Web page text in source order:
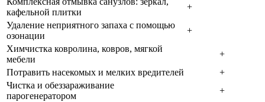
кафельной плитки
+
Удаление неприятного запаха с помощью
озонации
+
Химчистка ковролина, ковров, мягкой
мебели
+
Потравить насекомых и мелких вредителей
+
Чистка и обеззараживание
парогенератором
+